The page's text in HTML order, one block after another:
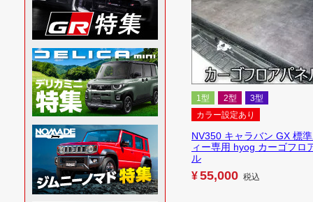
1型 2型
3型
カラー設定あり
NV350 キャラバン GX 標
ィー専用 hyog カーゴフロ
ル
¥55,000 税込